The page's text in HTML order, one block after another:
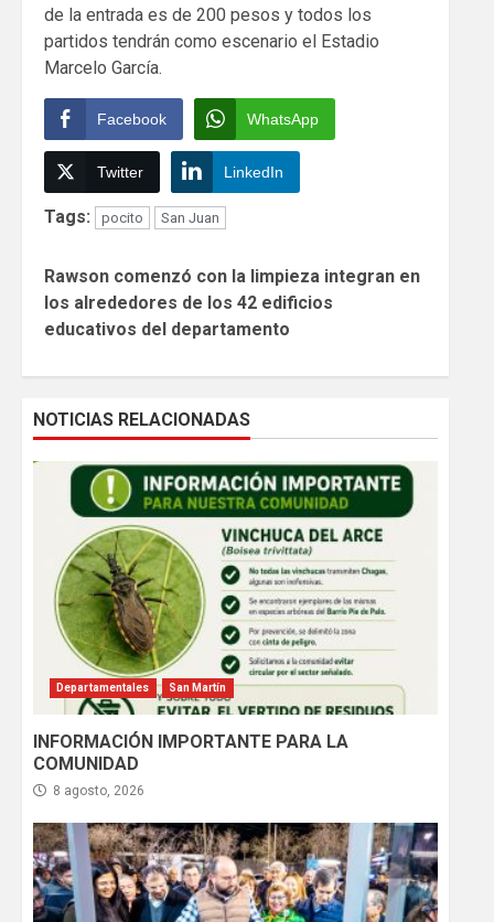
de la entrada es de 200 pesos y todos los
partidos tendrán como escenario el Estadio
Marcelo García.
Facebook WhatsApp
Twitter LinkedIn
Tags: pocito San Juan
Reading
Rawson comenzó con la limpieza integran en
los alrededores de los 42 edificios
educativos del departamento
NOTICIAS RELACIONADAS
Departamentales San Martín
INFORMACIÓN IMPORTANTE PARA LA
COMUNIDAD
8 agosto, 2026